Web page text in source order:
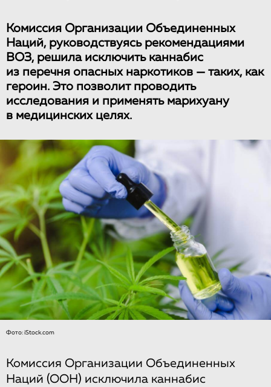
Комиссия Организации Объединенных
Наций, руководствуясь рекомендациями
ВОЗ, решила исключить каннабис
из перечня опасных наркотиков — таких, как
героин. Это позволит проводить
исследования и применять марихуану
в медицинских целях.
Фото: iStock.com
Комиссия Организации Объединенных
Наций (ООН) исключила каннабис